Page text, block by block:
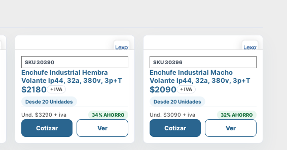
SKU30390
Enchufe Industrial Hembra
Volante Ip44, 32a, 380v, 3p+t
$2180 + IVA
Desde 20 Unidades
Und. $3290 + iva 34% AHORRO
Cotizar Ver
SKU30396
Enchufe Industrial Macho
Volante Ip44, 32a, 380v, 3p+t
$2090 + IVA
Desde 20 Unidades
Und. $3090 + iva 32% AHORRO
Cotizar Ver